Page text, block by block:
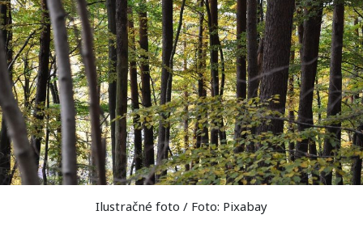
Ilustračné foto / Foto: Pixabay